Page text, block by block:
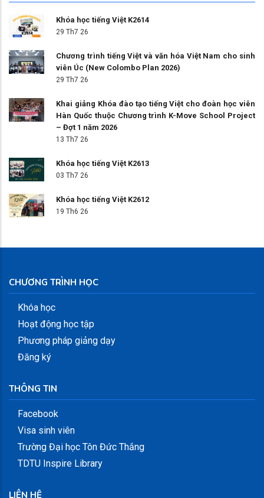
Khóa học tiếng Việt K2614
29 Th7 26
Chương trình tiếng Việt và văn hóa Việt Nam cho sinh
viên Úc (New Colombo Plan 2026)
29 Th7 26
Khai giảng Khóa đào tạo tiếng Việt cho đoàn học viên
Hàn Quốc thuộc Chương trình K-Move School Project
– Đợt 1 năm 2026
13 Th7 26
Khóa học tiếng Việt K2613
03 Th7 26
Khóa học tiếng Việt K2612
19 Th6 26
CHƯƠNG TRÌNH HỌC
Khóa học
Hoạt động học tập
Phương pháp giảng dạy
Đăng ký
THÔNG TIN
Facebook
Visa sinh viên
Trường Đại học Tôn Đức Thắng
TDTU Inspire Library
LIÊN HỆ